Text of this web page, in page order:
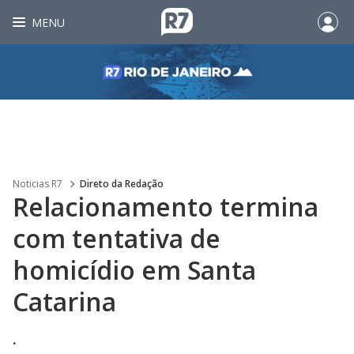
MENU
Noticias R7 Direto da Redação
Relacionamento termina
com tentativa de
homicídio em Santa
Catarina
.